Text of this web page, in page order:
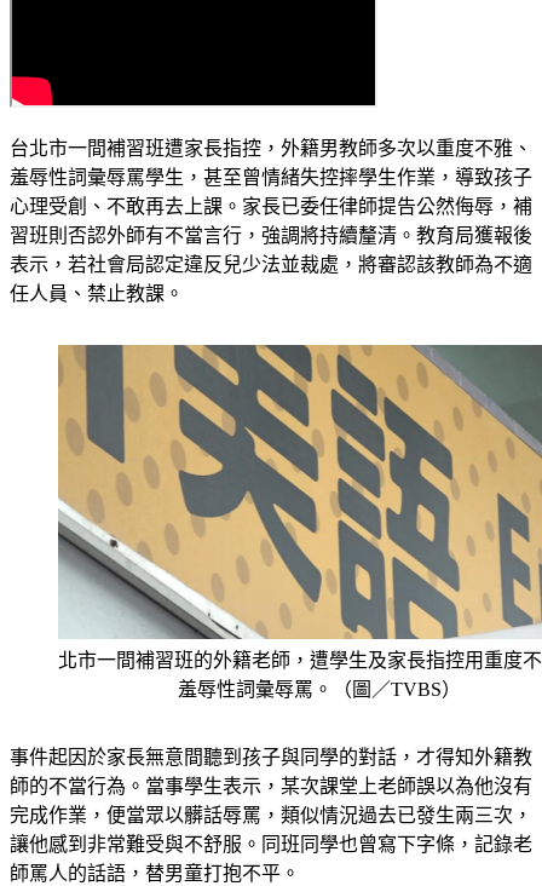
台北市一間補習班遭家長指控，外籍男教師多次以重度不雅、
羞辱性詞彙辱罵學生，甚至曾情緒失控摔學生作業，導致孩子
心理受創、不敢再去上課。家長已委任律師提告公然侮辱，補
習班則否認外師有不當言行，強調將持續釐清。教育局獲報後
表示，若社會局認定違反兒少法並裁處，將審認該教師為不適
任人員、禁止教課。
北市一間補習班的外籍老師，遭學生及家長指控用重度
羞辱性詞彙辱罵。（圖／TVBS）
事件起因於家長無意間聽到孩子與同學的對話，才得知外籍教
師的不當行為。當事學生表示，某次課堂上老師誤以為他沒有
完成作業，便當眾以髒話辱罵，類似情況過去已發生兩三次，
讓他感到非常難受與不舒服。同班同學也曾寫下字條，記錄老
師罵人的話語，替男童打抱不平。